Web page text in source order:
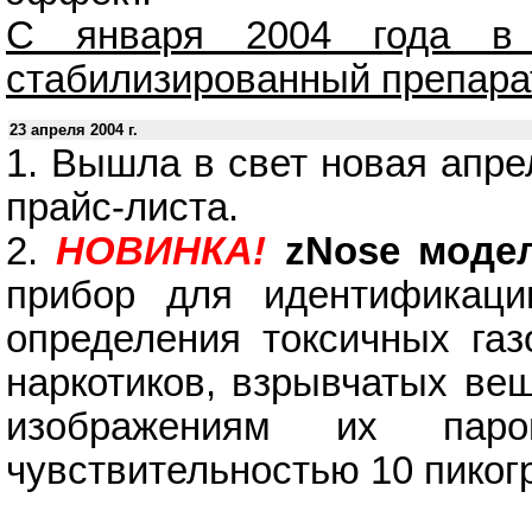
С января 2004 года в
стабилизированный
23 апреля 2004 г.
1. Вышла в свет новая
прайс-листа.
2.НОВИНКА! zNose
прибор для
определения токсичных
наркотиков, взрывчатых
изображениям их
чувствительностью 10